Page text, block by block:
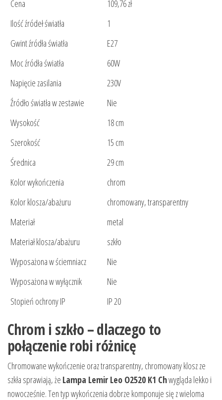
Cena
109,76 zł
Ilość źródeł światła
1
Gwint źródła światła
E27
Moc źródła światła
60W
Napięcie zasilania
230V
Źródło światła w zestawie
Nie
Wysokość
18 cm
Szerokość
15 cm
Średnica
29 cm
Kolor wykończenia
chrom
Kolor klosza/abażuru
chromowany, transparentny
Materiał
metal
Materiał klosza/abażuru
szkło
Wyposażona w ściemniacz
Nie
Wyposażona w wyłącznik
Nie
Stopień ochrony IP
IP 20
Chrom i szkło – dlaczego to
połączenie robi różnicę
Chromowane wykończenie oraz transparentny, chromowany klosz ze
szkła sprawiają, że Lampa Lemir Leo O2520 K1 Chwygląda lekko i
nowocześnie. Ten typ wykończenia dobrze komponuje się z wieloma